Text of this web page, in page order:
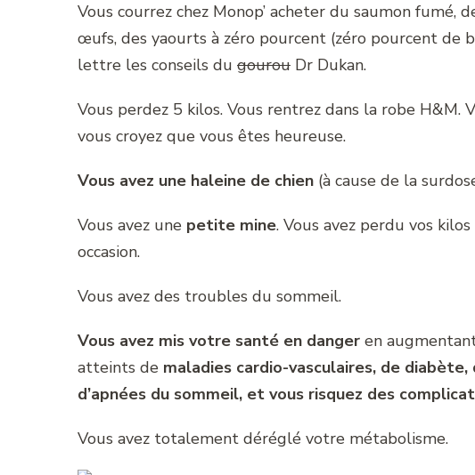
Vous courrez chez Monop’ acheter du saumon fumé,
œufs, des yaourts à zéro pourcent (zéro pourcent de
lettre les conseils du gourou Dr Dukan.
Vous perdez 5 kilos. Vous rentrez dans la robe H&M.
vous croyez que vous êtes heureuse.
Vous avez une haleine de chien (à cause de la
Vous avez une petite mine. Vous avez perdu vos
occasion.
Vous avez des troubles du sommeil.
Vous avez mis votre santé en danger en
atteints de maladies cardio-vasculaires, de
d’apnées du sommeil, et vous risquez des
Vous avez totalement déréglé votre métabolisme.